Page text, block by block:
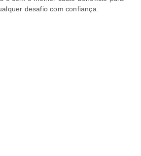
desafio com confiança.